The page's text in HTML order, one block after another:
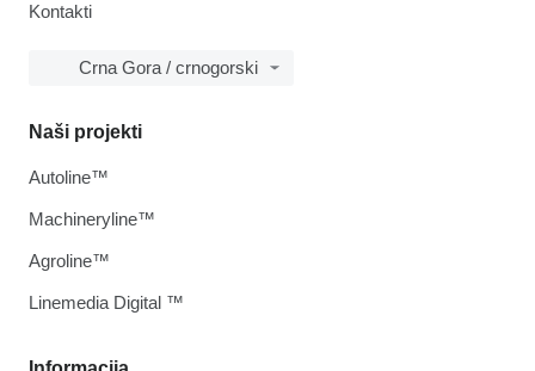
Kontakti
Crna Gora / crnogorski
Naši projekti
Autoline™
Machineryline™
Agroline™
Linemedia Digital ™